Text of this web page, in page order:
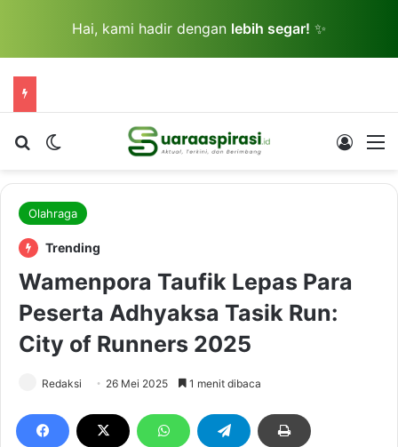
Hai, kami hadir dengan lebih segar! ✨
Cari berita...Switch skin Log In
Olahraga
Trending
Wamenpora Taufik Lepas Para
Peserta Adhyaksa Tasik Run:
City of Runners 2025
Redaksi 26 Mei 2025 1 menit dibaca